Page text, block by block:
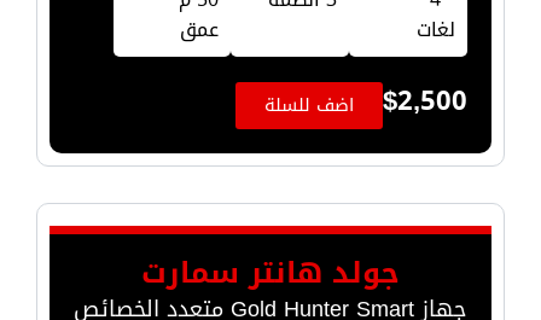
لغات
عمق
$2,500 اضف للسلة
جولد هانتر سمارت
جهاز Gold Hunter Smart متعدد الخصائص